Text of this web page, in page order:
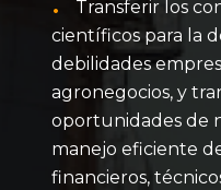
Transferir los
científicos para la
debilidades
agronegocios, y
oportunidades de
manejo eficiente
financieros,